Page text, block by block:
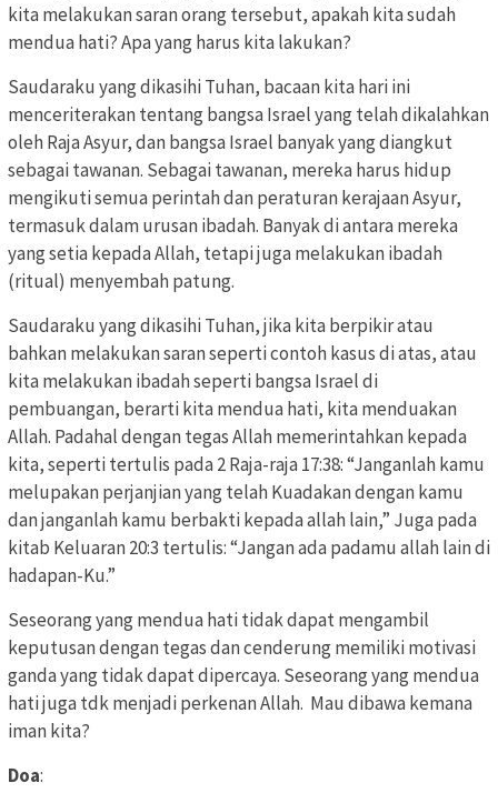
kita melakukan saran orang tersebut, apakah kita sudah
mendua hati? Apa yang harus kita lakukan?
Saudaraku yang dikasihi Tuhan, bacaan kita hari ini
menceriterakan tentang bangsa Israel yang telah dikalahkan
oleh Raja Asyur, dan bangsa Israel banyak yang diangkut
sebagai tawanan. Sebagai tawanan, mereka harus hidup
mengikuti semua perintah dan peraturan kerajaan Asyur,
termasuk dalam urusan ibadah. Banyak di antara mereka
yang setia kepada Allah, tetapi juga melakukan ibadah
(ritual) menyembah patung.
Saudaraku yang dikasihi Tuhan, jika kita berpikir atau
bahkan melakukan saran seperti contoh kasus di atas, atau
kita melakukan ibadah seperti bangsa Israel di
pembuangan, berarti kita mendua hati, kita menduakan
Allah. Padahal dengan tegas Allah memerintahkan kepada
kita, seperti tertulis pada 2 Raja-raja 17:38: “Janganlah kamu
melupakan perjanjian yang telah Kuadakan dengan kamu
dan janganlah kamu berbakti kepada allah lain,” Juga pada
kitab Keluaran 20:3 tertulis: “Jangan ada padamu allah lain di
hadapan-Ku.”
Seseorang yang mendua hati tidak dapat mengambil
keputusan dengan tegas dan cenderung memiliki motivasi
ganda yang tidak dapat dipercaya. Seseorang yang mendua
hati juga tdk menjadi perkenan Allah. Mau dibawa kemana
iman kita?
Doa: